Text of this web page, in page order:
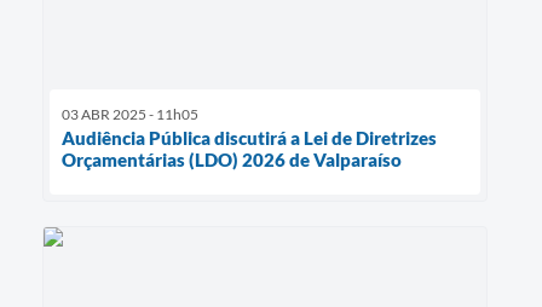
03 ABR 2025 - 11h05
Audiência Pública discutirá a Lei de Diretrizes
Orçamentárias (LDO) 2026 de Valparaíso